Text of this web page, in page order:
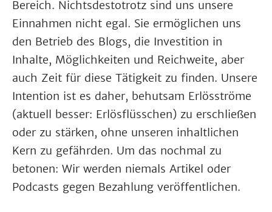
Bereich. Nichtsdestotrotz sind uns unsere
Einnahmen nicht egal. Sie ermöglichen uns
den Betrieb des Blogs, die Investition in
Inhalte, Möglichkeiten und Reichweite, aber
auch Zeit für diese Tätigkeit zu finden. Unsere
Intention ist es daher, behutsam Erlösströme
(aktuell besser: Erlösflüsschen) zu erschließen
oder zu stärken, ohne unseren inhaltlichen
Kern zu gefährden. Um das nochmal zu
betonen: Wir werden niemals Artikel oder
Podcasts gegen Bezahlung veröffentlichen.